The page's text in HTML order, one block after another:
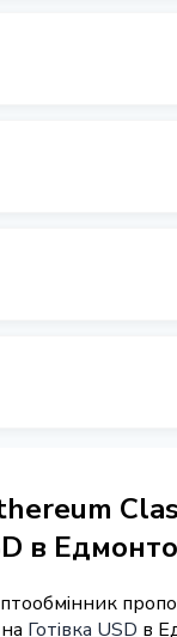
в
на Готівка USD в